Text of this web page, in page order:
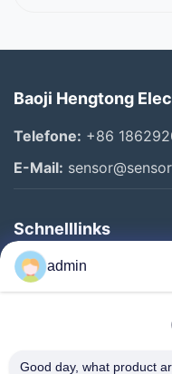
Baoji Hengtong
Telefone: +86
E-Mail:
Schnelllinks
Haus
Produkte
Über Uns
admin
Good day, what product